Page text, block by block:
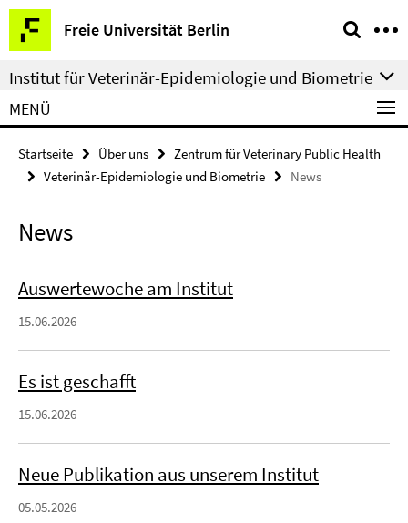
Springe
direkt
zu
Inhalt
Freie Universität Berlin
Service-
Navigation
Institut für Veterinär-Epidemiologie und Biometrie
MENÜ
Startseite Über uns
Zentrum für Veterinary Public Health
Veterinär-Epidemiologie und Biometrie
News
News
Auswertewoche am Institut
15.06.2026
Es ist geschafft
15.06.2026
Neue Publikation aus unserem Institut
05.05.2026